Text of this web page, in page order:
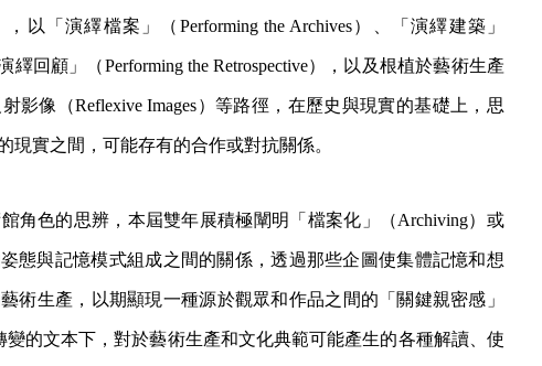
，以「演繹檔案」（Performing the Archives）、「演繹建築」
繹回顧」（Performing the Retrospective），以及根植於藝術生產
影像（Reflexive Images）等路徑，在歷史與現實的基礎上，思
現實之間，可能存有的合作或對抗關係。
角色的思辨，本屆雙年展積極闡明「檔案化」（Archiving）或
態與記憶模式組成之間的關係，透過那些企圖使集體記憶和想
術生產， 以期顯現一種源於觀眾和作品之間的「關鍵親密感」
變的文本下，對於藝術生產和文化典範可能產生的各種解讀、使